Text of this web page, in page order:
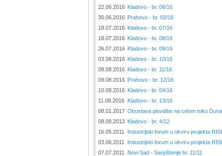
22.06.2016 Kladovo - br. 06/16
30.06.2016 Prahovo - br. 02/16
18.07.2016 Kladovo - br. 07/16
18.07.2016 Kladovo - br. 08/16
26.07.2016 Kladovo - br. 09/16
03.08.2016 Kladovo - br. 10/16
08.08.2016 Kladovo - br. 11/16
09.08.2016 Prahovo - br. 12/16
10.08.2016 Kladovo - br. 04/16
11.08.2016 Kladovo - br. 13/16
08.01.2017 Obustava plovidbe na celom toku
08.08.2013 Kladovo - br. 4/12
16.05.2011
Industrijski forum u okviru projekta
03.06.2011
Industrijski forum u okviru projekta
07.07.2011
Novi Sad - Saopštenje br. 11/11